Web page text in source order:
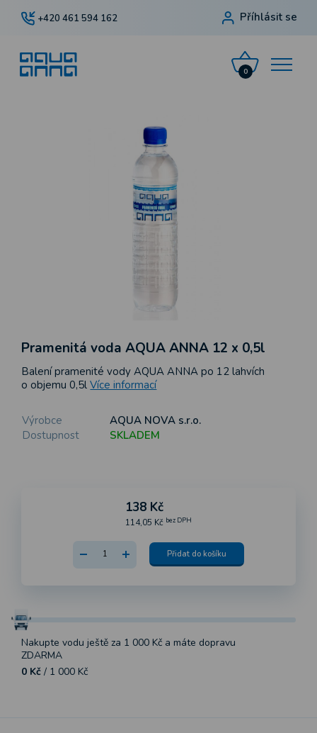
+420 461 594 162 Příhlásit se
0
Pramenitá voda AQUA ANNA 12 x 0,5l
Balení pramenité vody AQUA ANNA po 12 lahvích
o objemu 0,5lVíce informací
Výrobce
AQUA NOVA s.r.o.
Dostupnost
SKLADEM
138 Kč
114,05 Kč bez DPH
Přidat do košíku
Nakupte vodu ještě za 1 000 Kč a máte dopravu
ZDARMA
0 Kč / 1 000 Kč